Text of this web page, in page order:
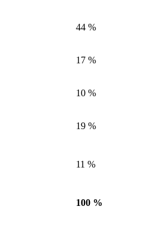
44 %
17 %
10 %
19 %
11 %
100 %